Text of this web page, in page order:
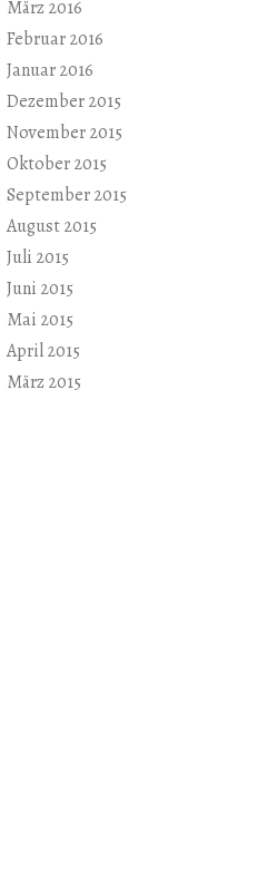
März 2016
Februar 2016
Januar 2016
Dezember 2015
November 2015
Oktober 2015
September 2015
August 2015
Juli 2015
Juni 2015
Mai 2015
April 2015
März 2015